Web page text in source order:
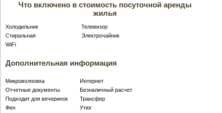
Что включено в стоимость посуточной аренды
жилья
Холодильник
Телевизор
Стиральная
Электрочайник
WiFi
Дополнительная информация
Микроволновка
Интернет
Отчетные документы
Безналичный расчет
Подходит для вечеринок
Трансфер
Фен
Утюг